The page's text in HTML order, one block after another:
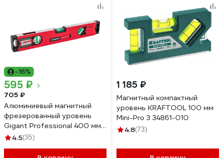
-16%
595 ₽
705 ₽
Алюминиевый магнитный
фрезерованный уровень
Gigant Professional 400 мм
3 глазка GPGW-40-1
4.5(35)
1 185 ₽
Магнитный компактный
уровень KRAFTOOL 100 мм
Mini-Pro 3 34861-010
4.8(73)